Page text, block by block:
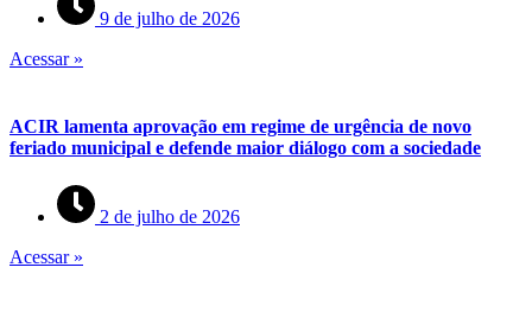
9 de julho de 2026
Acessar »
ACIR lamenta aprovação em regime de urgência de novo
feriado municipal e defende maior diálogo com a sociedade
2 de julho de 2026
Acessar »